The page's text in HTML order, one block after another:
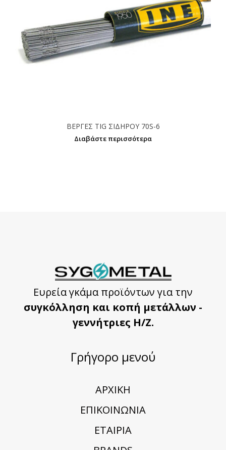
ΒΕΡΓΕΣ TIG ΣΙΔΗΡΟΥ 70S-6
Διαβάστε περισσότερα
Ευρεία γκάμα προϊόντων για την
συγκόλληση και κοπή μετάλλων -
γεννήτριες Η/Ζ.
Γρήγορο μενού
ΑΡΧΙΚΗ
ΕΠΙΚΟΙΝΩΝΙΑ
ΕΤΑΙΡΙΑ